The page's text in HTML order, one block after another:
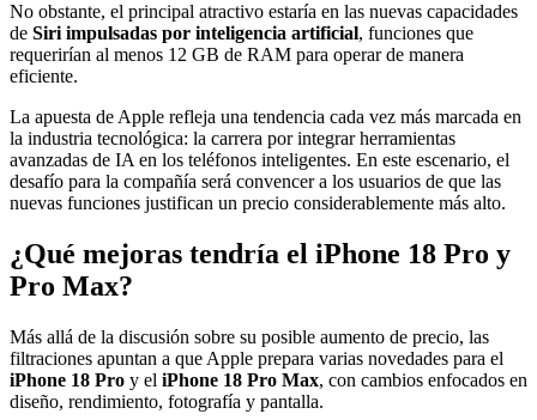
No obstante, el principal atractivo estaría en las nuevas capacidades
de Siri impulsadas por inteligencia artificial, funciones que
requerirían al menos 12 GB de RAM para operar de manera
eficiente.
La apuesta de Apple refleja una tendencia cada vez más marcada en
la industria tecnológica: la carrera por integrar herramientas
avanzadas de IA en los teléfonos inteligentes. En este escenario, el
desafío para la compañía será convencer a los usuarios de que las
nuevas funciones justifican un precio considerablemente más alto.
¿Qué mejoras tendría el iPhone 18 Pro y
Pro Max?
Más allá de la discusión sobre su posible aumento de precio, las
filtraciones apuntan a que Apple prepara varias novedades para el
iPhone 18 Pro y el iPhone 18 Pro Max, con cambios enfocados en
diseño, rendimiento, fotografía y pantalla.